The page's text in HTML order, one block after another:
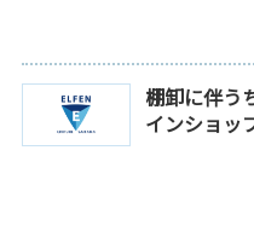
棚卸に伴う
インショッ